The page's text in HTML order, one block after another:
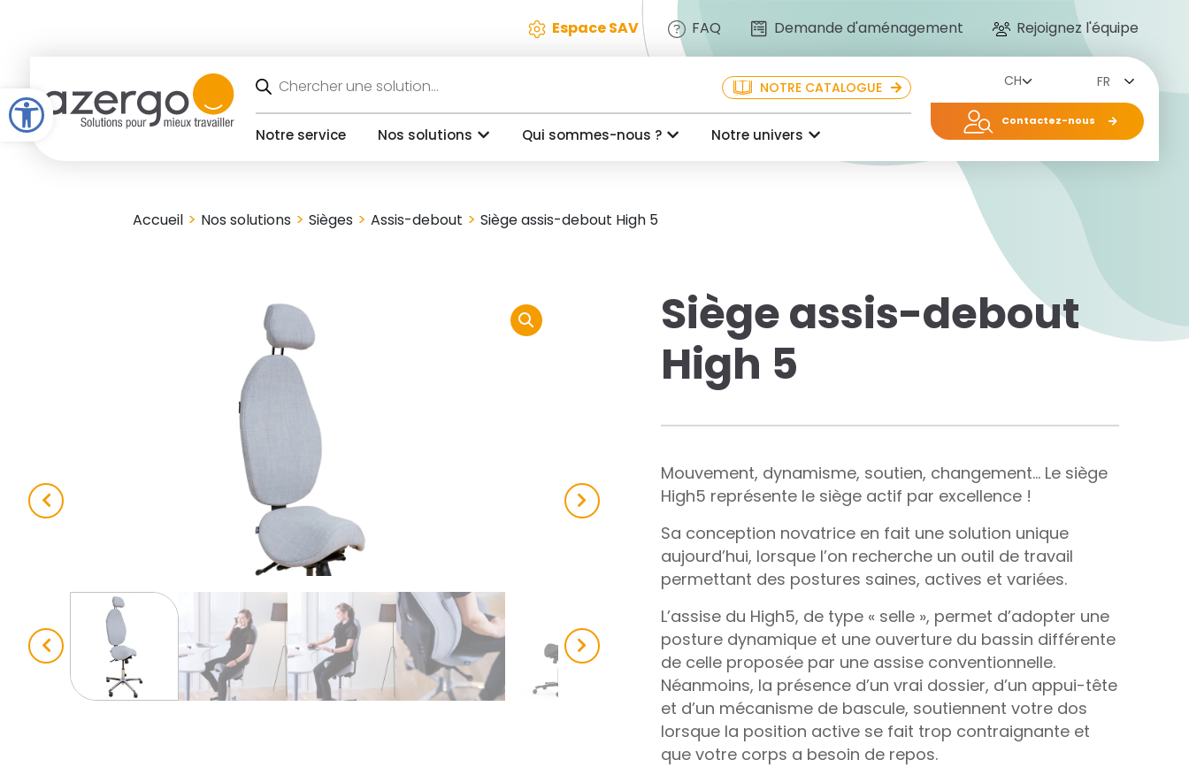
Open toolbar
Espace SAV FAQ Demande d'aménagement Rejoignez l'équipe
de
produits
NOTRE CATALOGUE
Notre service Nos solutions Qui sommes-nous ? Notre univers
FR
Contactez-nous
Accueil > Nos solutions >Sièges >Assis-debout >Siège assis-debout High 5
Previous Next
Siège assis-debout
High 5
Mouvement, dynamisme, soutien, changement… Le siège
High5 représente le siège actif par excellence !
Sa conception novatrice en fait une solution unique
aujourd’hui, lorsque l’on recherche un outil de travail
permettant des postures saines, actives et variées.
L’assise du High5, de type « selle », permet d’adopter une
posture dynamique et une ouverture du bassin différente
de celle proposée par une assise conventionnelle.
Néanmoins, la présence d’un vrai dossier, d’un appui-tête
et d’un mécanisme de bascule, soutiennent votre dos
lorsque la position active se fait trop contraignante et
que votre corps a besoin de repos.